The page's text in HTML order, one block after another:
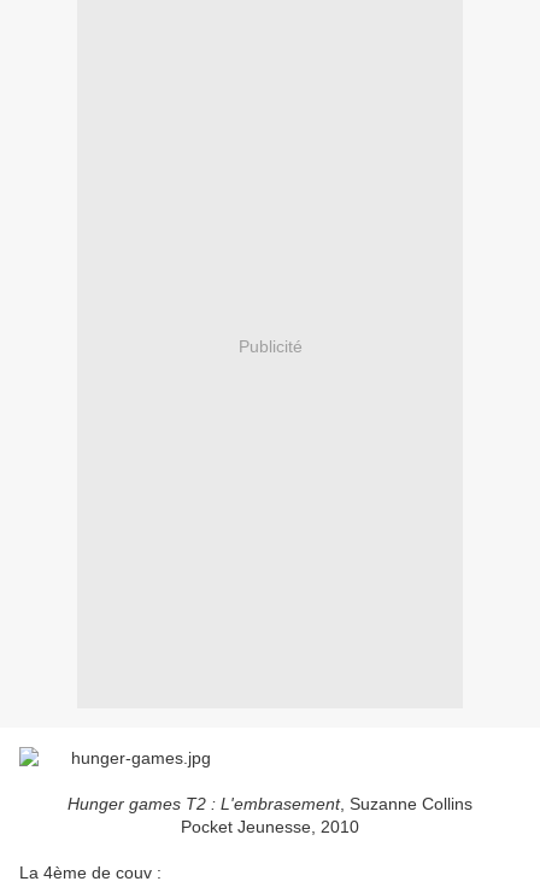
Publicité
Hunger games T2 : L'embrasement, Suzanne Collins
Pocket Jeunesse, 2010
La 4ème de couv :